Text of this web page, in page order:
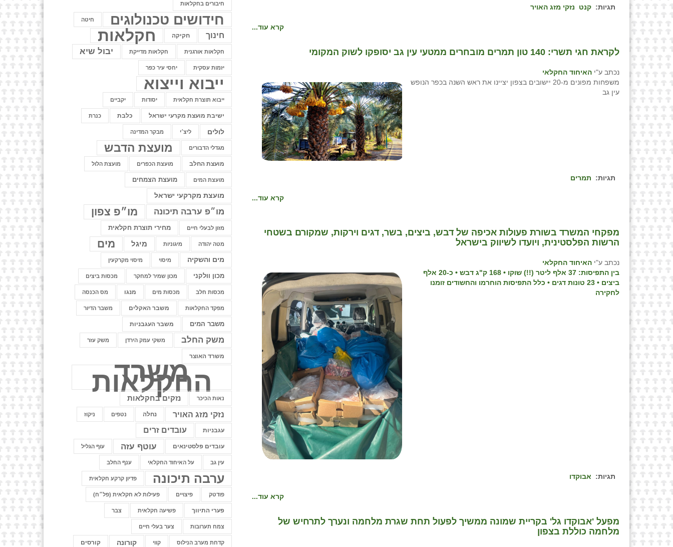
תגיות: קנט נזקי מזג האויר
קרא עוד...
לקראת חגי תשרי: 140 טון תמרים מובחרים ממטעי עין גב יסופקו לשוק המקומי
נכתב ע"י האיחוד החקלאי
משפחות מפונים מ-20 יישובים בצפון יציינו את ראש השנה בכפר הנופש
עין גב
תגיות: תמרים
קרא עוד...
מפקחי המשרד בשורת פעולות אכיפה של דבש, ביצים, בשר, דגים וירקות, שמקורם בשטחי
הרשות הפלסטינית, ויועדו לשיווק בישראל
נכתב ע"י האיחוד החקלאי
בין התפיסות: 37 אלף ליטר (!!) שוקו • 168 ק"ג דבש • כ-20 אלף
ביצים • 23 טונות דגים • כלל התפיסות הוחרמו והחשודים זומנו
לחקירה
תגיות: אבוקדו
קרא עוד...
מפעל 'אבוקדו גל' בקריית שמונה ממשיך לפעול תחת שגרת מלחמה ונערך לתרחיש של
מלחמה כוללת בצפון
חיבורים בחקלאות
חידושים טכנולוגים חיטה
חינוך חקיקה חקלאות
חקלאות אורגנית חקלאות מדייקת יבול שיא
יזמות עסקית יחסי עיר כפר
ייבוא וייצוא
ייבוא תוצרת חקלאית יסודות יקביים
ישיבת מועצת מקרעי ישראל כלבת כנרת
לולים ליצ׳י מבקר המדינה
מגדלי הדבורים מועצת הדבש
מועצת החלב מועצת הכפרים מועצת הלול
מועצת המים מועצת הצמחים
מועצת מקרקעי ישראל
מו״פ ערבה תיכונה מו״פ צפון
מזון לבעלי חיים מחירי תוצרת חקלאית
מטה יהודה מיגוניות מיגל מים
מים והשקיה מיסוי מיסוי מקרקעין
מכון וולקני מכון שמיר למחקר מכסות ביצים
מכסות חלב מכסות מים מנגו מס הכנסה
מפקד החקלאות משבר האקלים משבר הדיור
משבר המים משבר העגבניות
משק החלב משקי עמק הירדן משק עזר
משרד האוצרמשרד
החקלאות
נאות הכיכר נזקים בחקלאות
נזקי מזג האויר נחלה נטפים ניקוז
עגבניות עובדים זרים
עובדים פלסטינאים עוטף עזה עוף הגליל
עין גב על האיחוד החקלאי ענף החלב
ערבה תיכונה פדיון קרקע חקלאית
פודטק פיצויים פעילות לא חקלאית (פל״ח)
פערי התיווך פשיעה חקלאית צבר
צמח תערובות צער בעלי חיים
קדחת מערב הנילוס קווי קורונה קורסים